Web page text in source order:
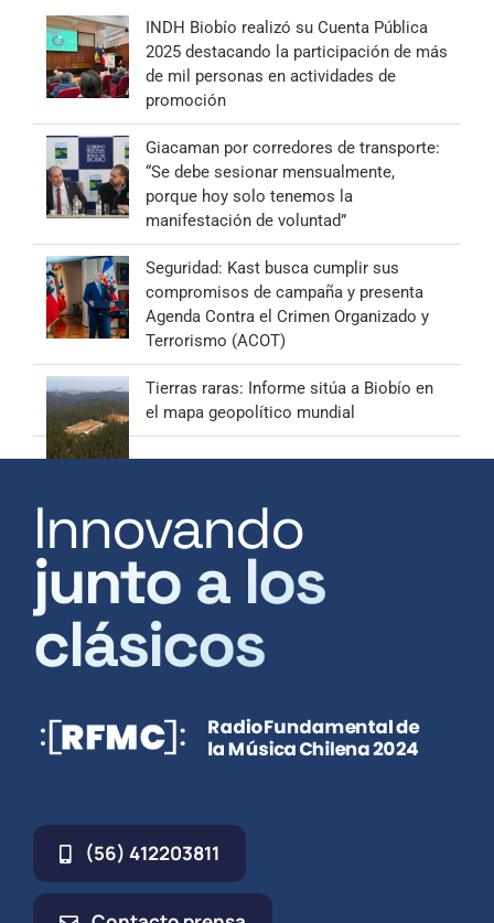
INDH Biobío realizó su Cuenta Pública
2025 destacando la participación de más
de mil personas en actividades de
promoción
Giacaman por corredores de transporte:
“Se debe sesionar mensualmente,
porque hoy solo tenemos la
manifestación de voluntad”
Seguridad: Kast busca cumplir sus
compromisos de campaña y presenta
Agenda Contra el Crimen Organizado y
Terrorismo (ACOT)
Tierras raras: Informe sitúa a Biobío en
el mapa geopolítico mundial
Innovando
junto a los
clásicos
(56) 412203811